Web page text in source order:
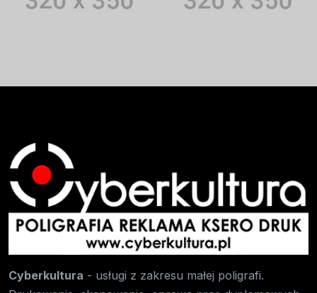
Cyberkultura - usługi z zakresu małej poligrafi.